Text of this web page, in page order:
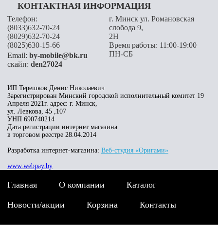
КОНТАКТНАЯ ИНФОРМАЦИЯ
Телефон:
(8033)632-70-24
(8029)632-70-24
(8025)630-15-66
Email: by-mobile@bk.ru
скайп: den27024
г. Минск ул. Романовская
слобода 9,
2H
Время работы: 11:00-19:00
ПН-СБ
ИП Терешков Денис Николаевич
Зарегистрирован Минский городской исполнительный комитет 19
Апреля 2021г. адрес: г. Минск,
ул. Левкова, 45 ,107
УНП 690740214
Дата регистрации интернет магазина
в торговом реестре 28.04.2014
Разработка интернет-магазина: Веб-студия «Оригами»
www.webpay.by
Главная О компании Каталог
Новости/акции Корзина Контакты